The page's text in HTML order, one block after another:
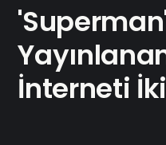
İnterneti